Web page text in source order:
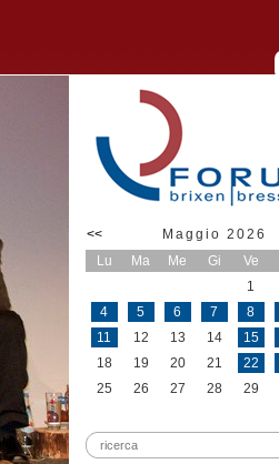
<< Maggio 2026
Lu Ma Me Gi Ve
1
4
5 6 7 8
11
12 13 14 15
18
19 20 21 22
25
26 27 28 29